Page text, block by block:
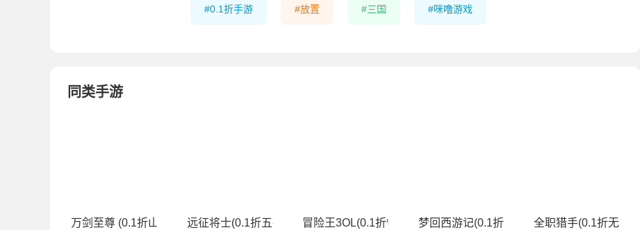
0.1折手游 放置 三国 咪噜游戏
同类手游
万剑至尊 (0.1折山海经) 远征将士(0.1折五神魔免费升级版)冒险王3OL(0.1折怀旧服)梦回西游记(0.1折无双西游)全职猎手(0.1折无限充)